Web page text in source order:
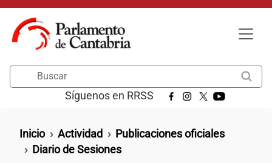
Pasar al contenido principal
Síguenos en RRSS
Ruta de navegación
Inicio Actividad
Publicaciones oficiales
Diario de Sesiones